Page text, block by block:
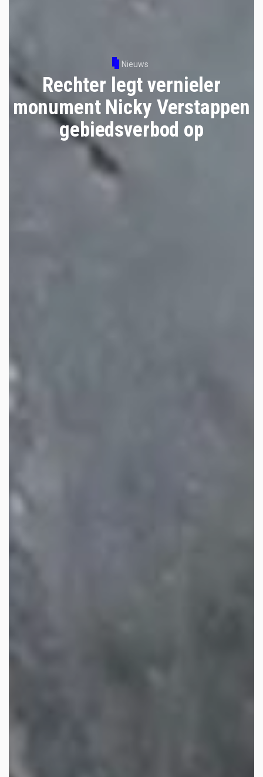
Nieuws
Rechter legt vernieler
monument Nicky Verstappen
gebiedsverbod op